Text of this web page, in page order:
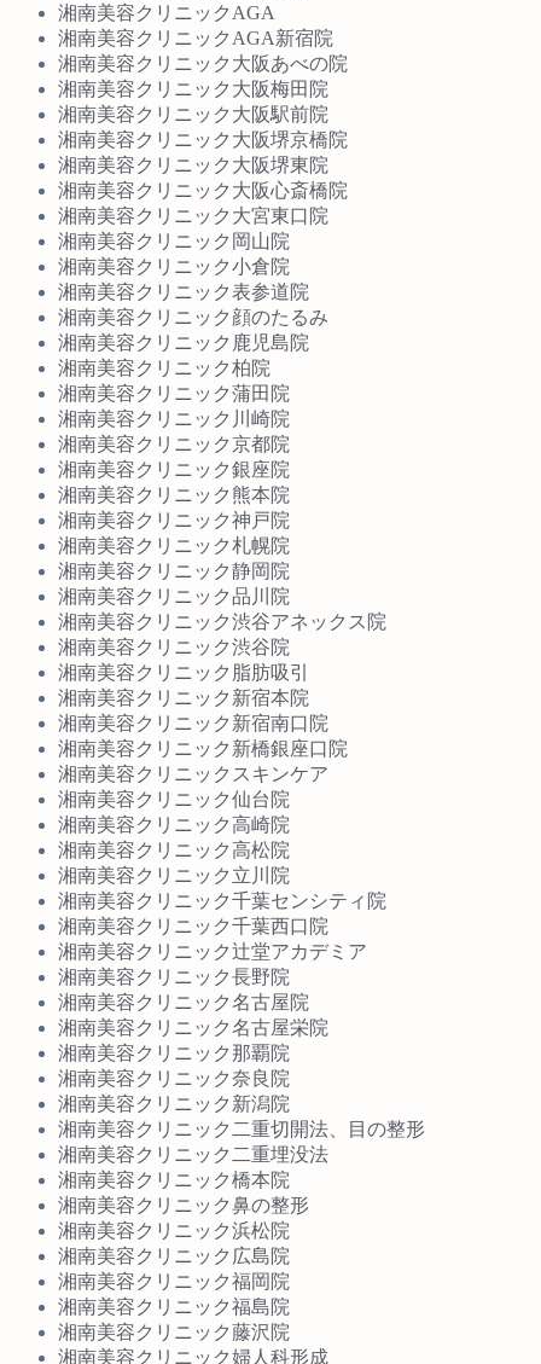
湘南美容クリニックAGA
湘南美容クリニックAGA新宿院
湘南美容クリニック大阪あべの院
湘南美容クリニック大阪梅田院
湘南美容クリニック大阪駅前院
湘南美容クリニック大阪堺京橋院
湘南美容クリニック大阪堺東院
湘南美容クリニック大阪心斎橋院
湘南美容クリニック大宮東口院
湘南美容クリニック岡山院
湘南美容クリニック小倉院
湘南美容クリニック表参道院
湘南美容クリニック顔のたるみ
湘南美容クリニック鹿児島院
湘南美容クリニック柏院
湘南美容クリニック蒲田院
湘南美容クリニック川崎院
湘南美容クリニック京都院
湘南美容クリニック銀座院
湘南美容クリニック熊本院
湘南美容クリニック神戸院
湘南美容クリニック札幌院
湘南美容クリニック静岡院
湘南美容クリニック品川院
湘南美容クリニック渋谷アネックス院
湘南美容クリニック渋谷院
湘南美容クリニック脂肪吸引
湘南美容クリニック新宿本院
湘南美容クリニック新宿南口院
湘南美容クリニック新橋銀座口院
湘南美容クリニックスキンケア
湘南美容クリニック仙台院
湘南美容クリニック高崎院
湘南美容クリニック高松院
湘南美容クリニック立川院
湘南美容クリニック千葉センシティ院
湘南美容クリニック千葉西口院
湘南美容クリニック辻堂アカデミア
湘南美容クリニック長野院
湘南美容クリニック名古屋院
湘南美容クリニック名古屋栄院
湘南美容クリニック那覇院
湘南美容クリニック奈良院
湘南美容クリニック新潟院
湘南美容クリニック二重切開法、目の整形
湘南美容クリニック二重埋没法
湘南美容クリニック橋本院
湘南美容クリニック鼻の整形
湘南美容クリニック浜松院
湘南美容クリニック広島院
湘南美容クリニック福岡院
湘南美容クリニック福島院
湘南美容クリニック藤沢院
湘南美容クリニック婦人科形成